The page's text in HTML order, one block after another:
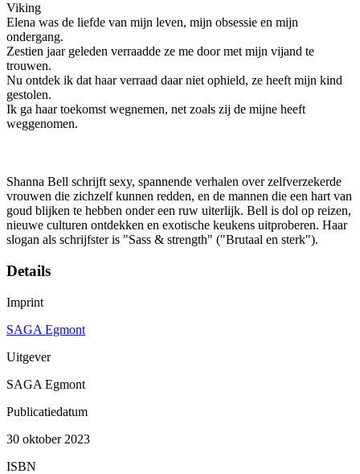
Viking
Elena was de liefde van mijn leven, mijn obsessie en mijn
ondergang.
Zestien jaar geleden verraadde ze me door met mijn vijand te
trouwen.
Nu ontdek ik dat haar verraad daar niet ophield, ze heeft mijn kind
gestolen.
Ik ga haar toekomst wegnemen, net zoals zij de mijne heeft
weggenomen.
Shanna Bell schrijft sexy, spannende verhalen over zelfverzekerde
vrouwen die zichzelf kunnen redden, en de mannen die een hart van
goud blijken te hebben onder een ruw uiterlijk. Bell is dol op reizen,
nieuwe culturen ontdekken en exotische keukens uitproberen. Haar
slogan als schrijfster is "Sass & strength" ("Brutaal en sterk").
Details
Imprint
SAGA Egmont
Uitgever
SAGA Egmont
Publicatiedatum
30 oktober 2023
ISBN